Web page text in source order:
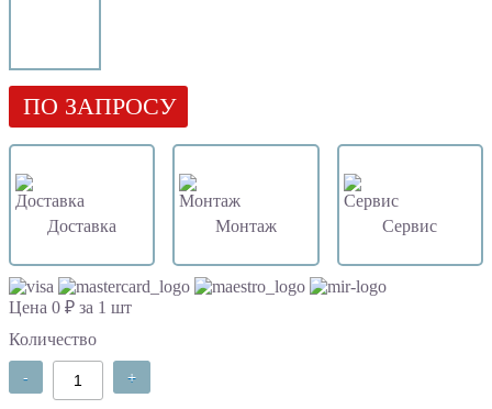
ПО ЗАПРОСУ
Доставка Монтаж Сервис
Цена 0 ₽ за 1 шт
Количество
- +